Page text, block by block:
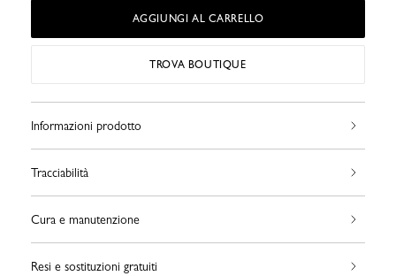
AGGIUNGI AL CARRELLO
TROVA BOUTIQUE
Informazioni prodotto
Tracciabilità
Cura e manutenzione
Resi e sostituzioni gratuiti